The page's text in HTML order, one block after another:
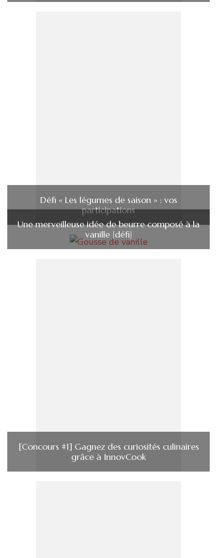
Défi « Les légumes de saison » : vos
participations
Une merveilleuse idée de beurre composé à la
vanille {défi}
[Concours #1] Gagnez des curiosités culinaires
grâce à InnovCook